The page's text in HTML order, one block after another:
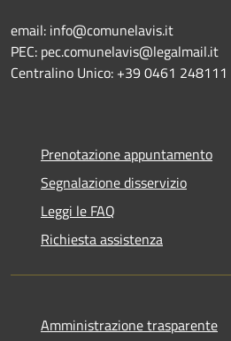
email: info@comunelavis.it
PEC: pec.comunelavis@legalmail.it
Centralino Unico: +39 0461 248111
Prenotazione appuntamento
Segnalazione disservizio
Leggi le FAQ
Richiesta assistenza
Amministrazione trasparente